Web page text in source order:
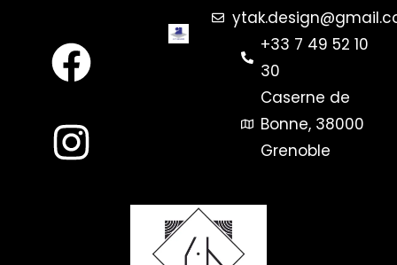
+33 7 49 52 10
30
Caserne de
Bonne, 38000
Grenoble